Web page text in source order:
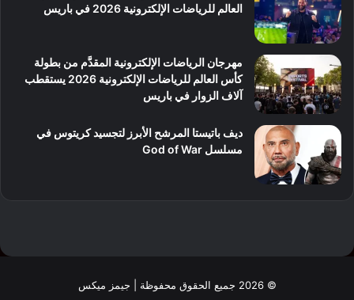
العالم للرياضات الإلكترونية 2026 في باريس
مهرجان الرياضات الإلكترونية المقدَّم من بطولة
كأس العالم للرياضات الإلكترونية 2026 يستقطب
آلاف الزوار في باريس
ديف باتيستا المرشح الأبرز لتجسيد كريتوس في
مسلسل God of War
© 2026 جميع الحقوق محفوظة | جيمز ميكس